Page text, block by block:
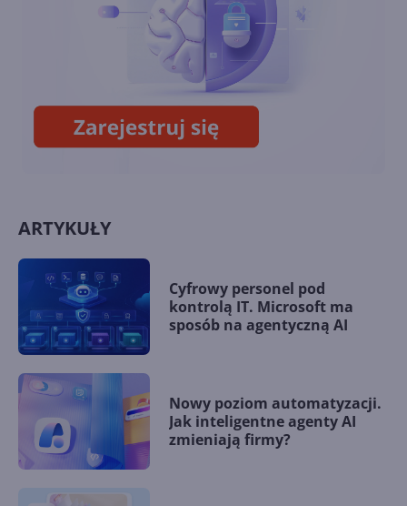
ARTYKUŁY
Cyfrowy personel pod
kontrolą IT. Microsoft ma
sposób na agentyczną AI
Nowy poziom automatyzacji.
Jak inteligentne agenty AI
zmieniają firmy?